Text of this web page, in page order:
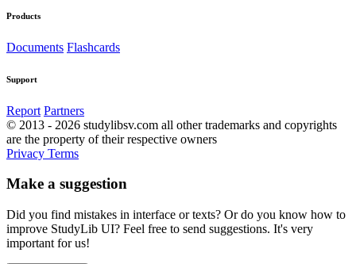
Products
Documents Flashcards
Support
Report Partners
© 2013 - 2026 studylibsv.com all other trademarks and copyrights
are the property of their respective owners
Privacy Terms
Make a suggestion
Did you find mistakes in interface or texts? Or do you know how to
improve StudyLib UI? Feel free to send suggestions. It's very
important for us!